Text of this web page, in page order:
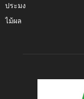
ประมง
ไม้ผล